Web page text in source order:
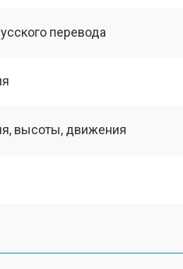
перевода
высоты, движения